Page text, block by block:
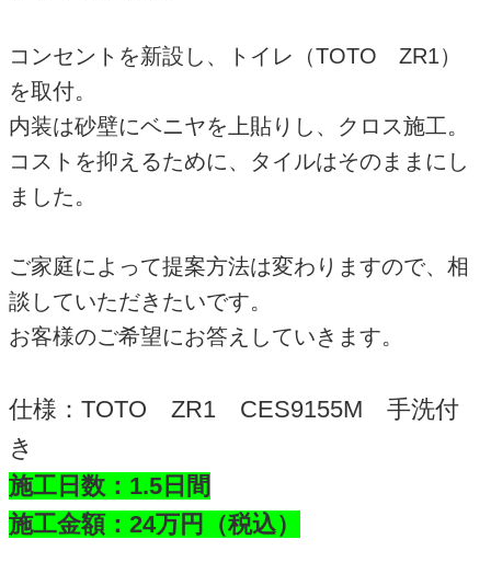
コンセントを新設し、トイレ（TOTO ZR1）
を取付。
内装は砂壁にベニヤを上貼りし、クロス施工。
コストを抑えるために、タイルはそのままにし
ました。
ご家庭によって提案方法は変わりますので、相
談していただきたいです。
お客様のご希望にお答えしていきます。
仕様：TOTO ZR1 CES9155M 手洗付
き
施工日数：1.5日間
施工金額：24万円（税込）